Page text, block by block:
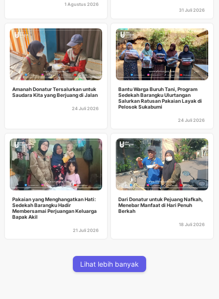
1 Agustus 2026
31 Juli 2026
Amanah Donatur Tersalurkan untuk
Saudara Kita yang Berjuang di Jalan
24 Juli 2026
Bantu Warga Buruh Tani, Program
Sedekah Barangku Ulurtangan
Salurkan Ratusan Pakaian Layak di
Pelosok Sukabumi
24 Juli 2026
Pakaian yang Menghangatkan Hati:
Sedekah Barangku Hadir
Membersamai Perjuangan Keluarga
Bapak Akil
21 Juli 2026
Dari Donatur untuk Pejuang Nafkah,
Menebar Manfaat di Hari Penuh
Berkah
18 Juli 2026
Lihat lebih banyak